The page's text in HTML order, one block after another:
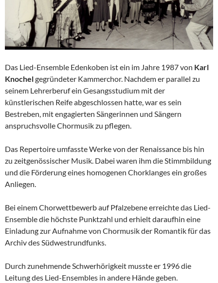
Das Lied-Ensemble Edenkoben ist ein im Jahre 1987 von Karl
Knochelgegründeter Kammerchor. Nachdem er parallel zu
seinem Lehrerberuf ein Gesangsstudium mit der
künstlerischen Reife abgeschlossen hatte, war es sein
Bestreben, mit engagierten Sängerinnen und Sängern
anspruchsvolle Chormusik zu pflegen.
Das Repertoire umfasste Werke von der Renaissance bis hin
zu zeitgenössischer Musik. Dabei waren ihm die Stimmbildung
und die Förderung eines homogenen Chorklanges ein großes
Anliegen.
Bei einem Chorwettbewerb auf Pfalzebene erreichte das Lied-
Ensemble die höchste Punktzahl und erhielt daraufhin eine
Einladung zur Aufnahme von Chormusik der Romantik für das
Archiv des Südwestrundfunks.
Durch zunehmende Schwerhörigkeit musste er 1996 die
Leitung des Lied-Ensembles in andere Hände geben.